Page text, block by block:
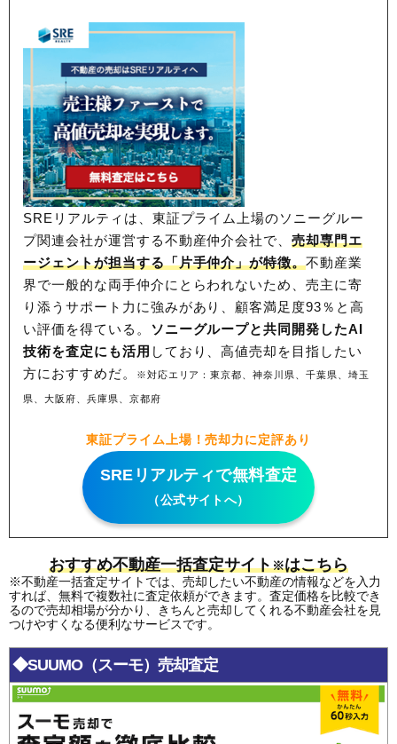
SREリアルティは、東証プライム上場のソニーグルー
プ関連会社が運営する不動産仲介会社で、売却専門エ
ージェントが担当する「片手仲介」が特徴。不動産業
界で一般的な両手仲介にとらわれないため、売主に寄
り添うサポート力に強みがあり、顧客満足度93％と高
い評価を得ている。 ソニーグループと共同開発したAI
技術を査定にも活用 しており、高値売却を目指したい
方におすすめだ。
※対応エリア：東京都、神奈川県、千葉県、埼玉
県、大阪府、兵庫県、京都府
東証プライム上場！売却力に定評あり
SREリアルティで無料査定
（公式サイトへ）
おすすめ不動産一括査定サイト※はこちら
※不動産一括査定サイトでは、売却したい不動産の情報などを入力
すれば、無料で複数社に査定依頼ができます。査定価格を比較でき
るので売却相場が分かり、きちんと売却してくれる不動産会社を見
つけやすくなる便利なサービスです。
◆SUUMO（スーモ）売却査定